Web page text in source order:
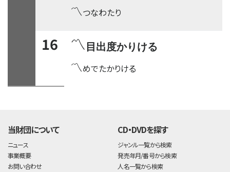
〽つなわたり
16 〽 目出度かりける
〽めでたかりける
当財団について
ニュース
事業概要
お問い合わせ
CD・DVDを探す
ジャンル一覧から検索
発売年月/番号から検索
人名一覧から検索